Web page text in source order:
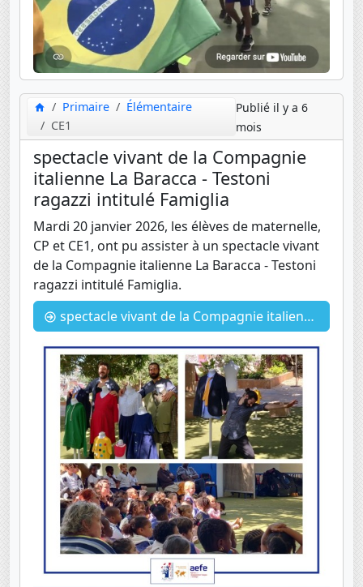
Primaire
Élémentaire
CE1
Publié il y a 6
mois
spectacle vivant de la Compagnie
italienne La Baracca - Testoni
ragazzi intitulé Famiglia
Mardi 20 janvier 2026, les élèves de maternelle,
CP et CE1, ont pu assister à un spectacle vivant
de la Compagnie italienne La Baracca - Testoni
ragazzi intitulé Famiglia.
spectacle vivant de la Compagnie italienne La Baracca - Testoni ragazzi intitulé Famiglia